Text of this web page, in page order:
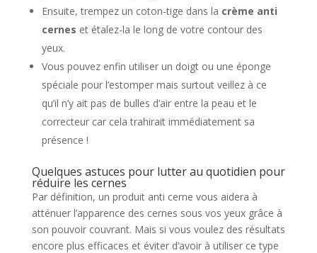
Ensuite, trempez un coton-tige dans la crème anti
cernes et étalez-la le long de votre contour des
yeux.
Vous pouvez enfin utiliser un doigt ou une éponge
spéciale pour l’estomper mais surtout veillez à ce
qu’il n’y ait pas de bulles d’air entre la peau et le
correcteur car cela trahirait immédiatement sa
présence !
Quelques astuces pour lutter au quotidien pour
réduire les cernes
Par définition, un produit anti cerne vous aidera à
atténuer l’apparence des cernes sous vos yeux grâce à
son pouvoir couvrant. Mais si vous voulez des résultats
encore plus efficaces et éviter d’avoir à utiliser ce type